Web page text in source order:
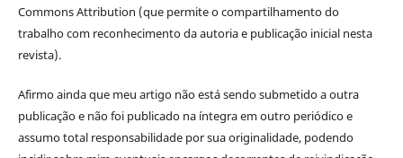
Commons Attribution (que permite o compartilhamento do
trabalho com reconhecimento da autoria e publicação inicial nesta
revista).
Afirmo ainda que meu artigo não está sendo submetido a outra
publicação e não foi publicado na íntegra em outro periódico e
assumo total responsabilidade por sua originalidade, podendo